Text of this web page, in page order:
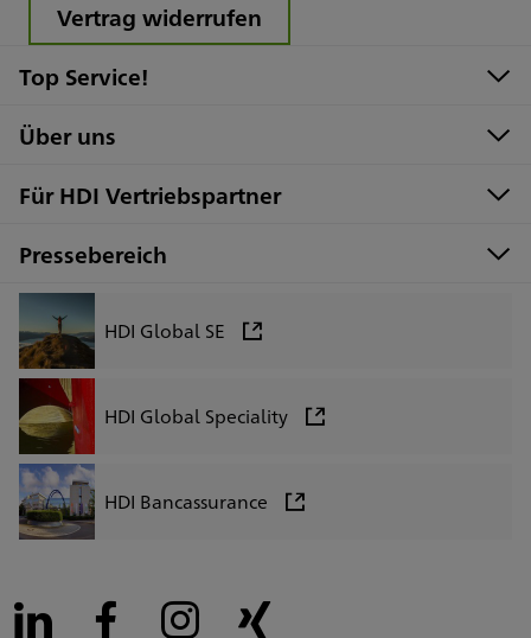
Vertrag widerrufen
Top Service!
Über uns
Für HDI Vertriebspartner
Pressebereich
HDI Global SE
HDI Global Speciality
HDI Bancassurance
LinkedIn Facebook Instagram